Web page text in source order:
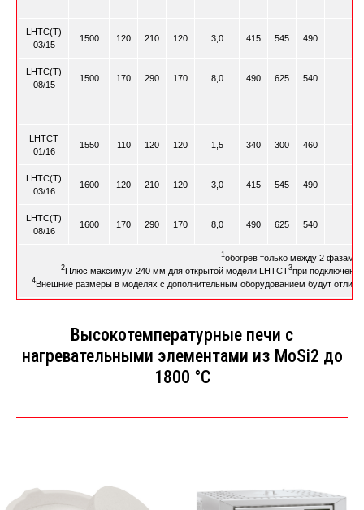
LHTC(T)
03/15
1500 120 210 120 3,0 415 545 490
LHTC(T)
08/15
1500 170 290 170 8,0 490 625 540
LHTCT
01/16
1550 110 120 120 1,5 340 300 460
LHTC(T)
03/16
1600 120 210 120 3,0 415 545 490
LHTC(T)
08/16
1600 170 290 170 8,0 490 625 540
1 обогрев только между 2 фазами
2Плюс максимум 240 мм для открытой модели LHTCT3при
4Внешние размеры в моделях с дополнительным оборудованием будут
Bысокотемпературные печи с
нагревательными элементами из MoSi2 до
1800 °C